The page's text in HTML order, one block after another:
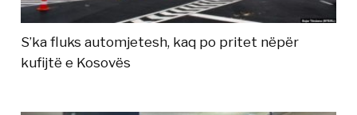
S’ka fluks automjetesh, kaq po pritet nëpër
kufijtë e Kosovës